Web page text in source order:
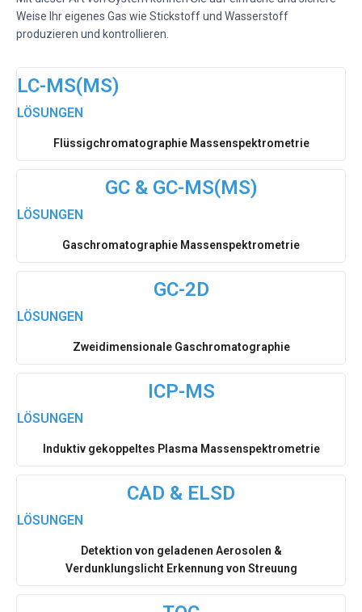
Weise Ihr eigenes Gas wie Stickstoff und Wasserstoff
produzieren und kontrollieren.
LC-MS(MS)
LÖSUNGEN
Flüssigchromatographie Massenspektrometrie
GC & GC-MS(MS)
LÖSUNGEN
Gaschromatographie Massenspektrometrie
GC-2D
LÖSUNGEN
Zweidimensionale Gaschromatographie
ICP-MS
LÖSUNGEN
Induktiv gekoppeltes Plasma Massenspektrometrie
CAD & ELSD
LÖSUNGEN
Detektion von geladenen Aerosolen &
Verdunklungslicht Erkennung von Streuung